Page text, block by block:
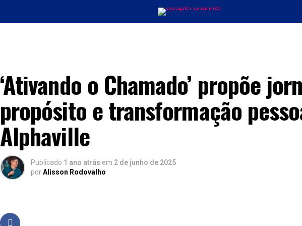
‘Ativando o Chamado’ propõe
propósito e transformação
Alphaville
Publicado 1 ano atrás em 2 de junho de 2025
porAlisson Rodovalho